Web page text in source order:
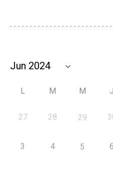
L M M J
27 28 29
3 4 5 6